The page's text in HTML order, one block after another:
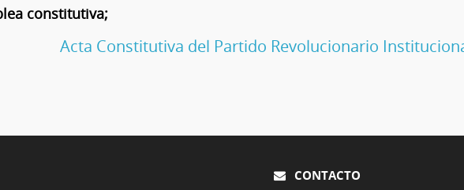
constitutiva;
Acta Constitutiva del Partido Revolucionario
CONTACTO